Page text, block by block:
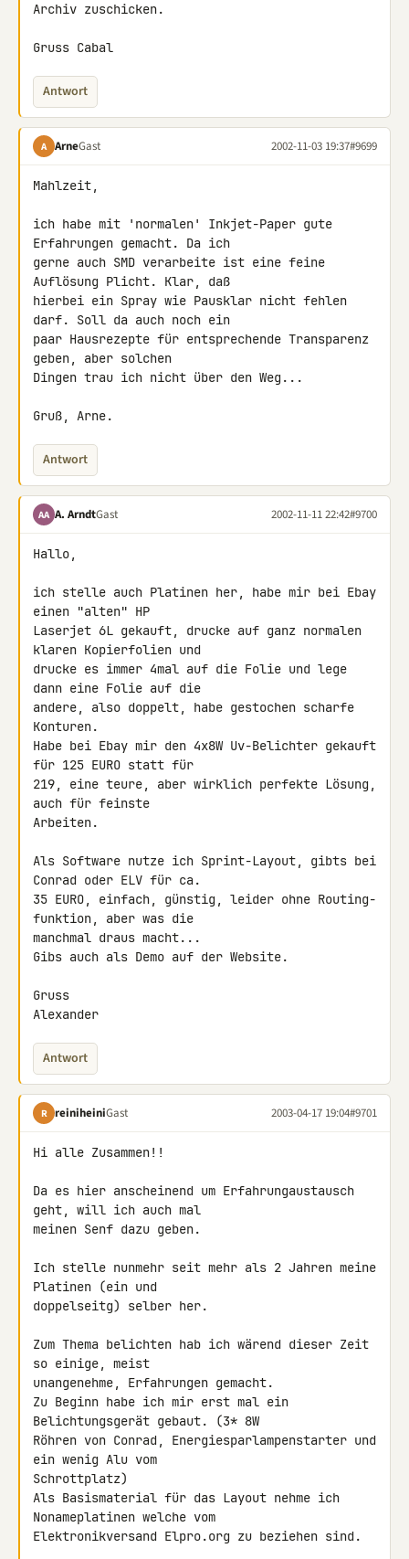
Archiv zuschicken.
Gruss Cabal
Antwort
A ArneGast 2002-11-03 19:37#9699
Mahlzeit,
ich habe mit 'normalen' Inkjet-Paper gute
Erfahrungen gemacht. Da ich
gerne auch SMD verarbeite ist eine feine
Auflösung Plicht. Klar, daß
hierbei ein Spray wie Pausklar nicht fehlen
darf. Soll da auch noch ein
paar Hausrezepte für entsprechende Transparenz
geben, aber solchen
Dingen trau ich nicht über den Weg...
Gruß, Arne.
Antwort
AA A. ArndtGast 2002-11-11 22:42#9700
Hallo,
ich stelle auch Platinen her, habe mir bei Ebay
einen "alten" HP
Laserjet 6L gekauft, drucke auf ganz normalen
klaren Kopierfolien und
drucke es immer 4mal auf die Folie und lege
dann eine Folie auf die
andere, also doppelt, habe gestochen scharfe
Konturen.
Habe bei Ebay mir den 4x8W Uv-Belichter gekauft
für 125 EURO statt für
219, eine teure, aber wirklich perfekte Lösung,
auch für feinste
Arbeiten.
Als Software nutze ich Sprint-Layout, gibts bei
Conrad oder ELV für ca.
35 EURO, einfach, günstig, leider ohne Routing-
funktion, aber was die
manchmal draus macht...
Gibs auch als Demo auf der Website.
Gruss
Alexander
Antwort
R reiniheiniGast 2003-04-17 19:04#9701
Hi alle Zusammen!!
Da es hier anscheinend um Erfahrungaustausch
geht, will ich auch mal
meinen Senf dazu geben.
Ich stelle nunmehr seit mehr als 2 Jahren meine
Platinen (ein und
doppelseitg) selber her.
Zum Thema belichten hab ich wärend dieser Zeit
so einige, meist
unangenehme, Erfahrungen gemacht.
Zu Beginn habe ich mir erst mal ein
Belichtungsgerät gebaut. (3* 8W
Röhren von Conrad, Energiesparlampenstarter und
ein wenig Alu vom
Schrottplatz)
Als Basismaterial für das Layout nehme ich
Nonameplatinen welche vom
Elektronikversand Elpro.org zu beziehen sind.